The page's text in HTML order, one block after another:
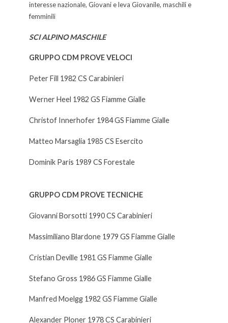
interesse nazionale, Giovani e leva Giovanile, maschili e
femminili
SCI ALPINO MASCHILE
GRUPPO CDM PROVE VELOCI
Peter Fill 1982 CS Carabinieri
Werner Heel 1982 GS Fiamme Gialle
Christof Innerhofer 1984 GS Fiamme Gialle
Matteo Marsaglia 1985 CS Esercito
Dominik Paris 1989 CS Forestale
GRUPPO CDM PROVE TECNICHE
Giovanni Borsotti 1990 CS Carabinieri
Massimiliano Blardone 1979 GS Fiamme Gialle
Cristian Deville 1981 GS Fiamme Gialle
Stefano Gross 1986 GS Fiamme Gialle
Manfred Moelgg 1982 GS Fiamme Gialle
Alexander Ploner 1978 CS Carabinieri